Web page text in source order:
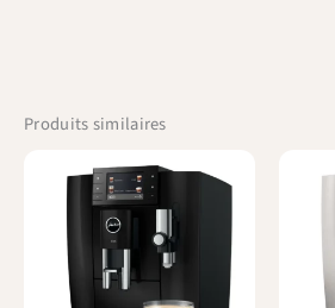
Produits similaires